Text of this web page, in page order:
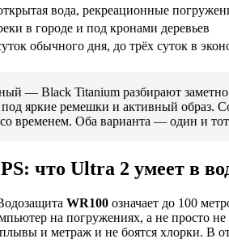
вода, рекреационные
в городе и под кронами деревьев
обычного дня, до трёх суток в
— Black Titanium разбирают
яркие ремешки и активный образ.
временем. Оба варианта — один и
что Ultra 2 умеет в
WR100 означает до 100
на погружениях, а не просто
и метраж и не боятся хлорки. В